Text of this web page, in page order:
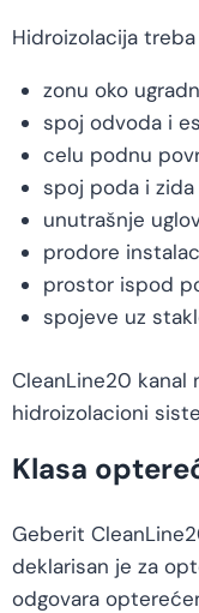
Hidroizolacija
zonu oko
spoj odvoda i
celu podnu
spoj poda i zida
unutrašnje
prodore
prostor ispod
spojeve uz
CleanLine20 kanal
hidroizolacioni
Klasa
Geberit
deklarisan je za
odgovara